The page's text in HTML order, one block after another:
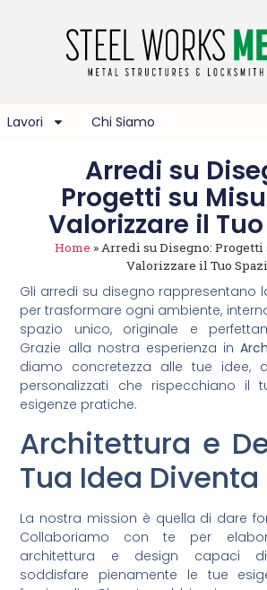
Lavori Chi Siamo
Arredi su
Progetti su
Valorizzare il
Home »Arredi su Disegno: Progetti
Valorizzare il Tuo
Gli arredi su disegno rappresentano
per trasformare ogni ambiente,
spazio unico, originale e
Grazie alla nostra esperienza in
diamo concretezza alle tue idee,
personalizzati che rispecchiano il
esigenze pratiche.
Architettura e
Tua Idea Diventa
La nostra mission è quella di dare
Collaboriamo con te per
architettura e design capaci
soddisfare pienamente le tue